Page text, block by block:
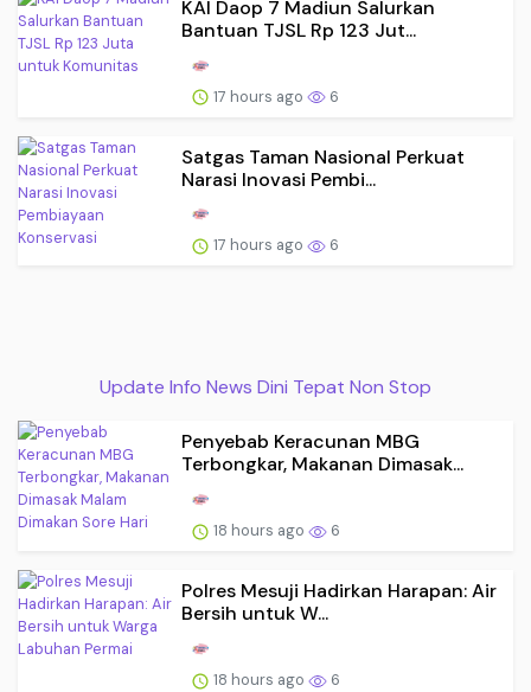
KAI Daop 7 Madiun Salurkan
Bantuan TJSL Rp 123 Jut...
17 hours ago 6
Satgas Taman Nasional Perkuat
Narasi Inovasi Pembi...
17 hours ago 6
Update Info News Dini Tepat Non Stop
Penyebab Keracunan MBG
Terbongkar, Makanan Dimasak...
18 hours ago 6
Polres Mesuji Hadirkan Harapan: Air
Bersih untuk W...
18 hours ago 6